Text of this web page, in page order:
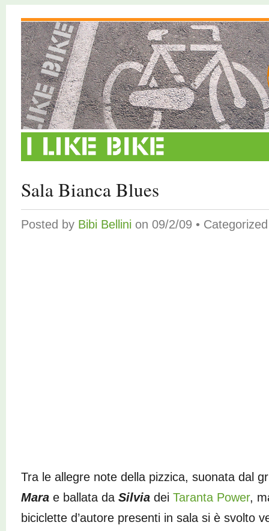
Sala Bianca Blues
Posted by Bibi Bellini on 09/2/09 •
Tra le allegre note della pizzica, suonata dal
Mara e ballata da Silvia dei Taranta Power,
biciclette d’autore presenti in sala si è svolto